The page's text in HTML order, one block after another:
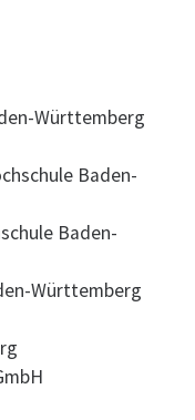
Württemberg
Baden-
Baden-
Württemberg